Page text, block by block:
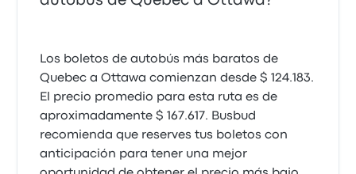
Los boletos de autobús más baratos de
Quebec a Ottawa comienzan desde $ 124.183.
El precio promedio para esta ruta es de
aproximadamente $ 167.617. Busbud
recomienda que reserves tus boletos con
anticipación para tener una mejor